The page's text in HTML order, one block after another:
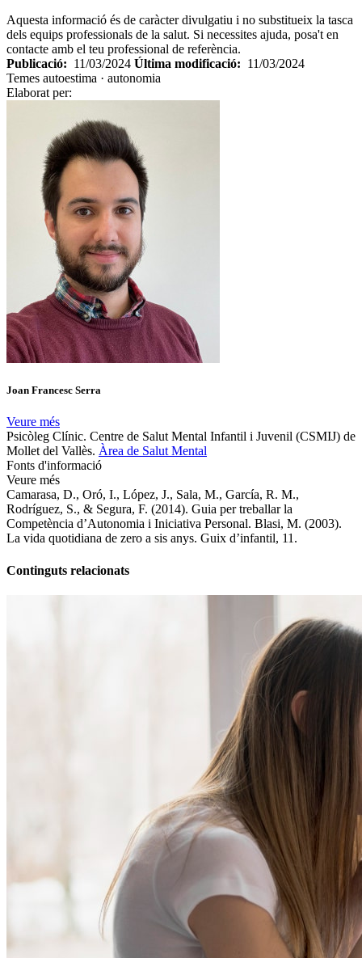
Aquesta informació és de caràcter divulgatiu i no substitueix la tasca
dels equips professionals de la salut. Si necessites ajuda, posa't en
contacte amb el teu professional de referència.
Publicació: 11/03/2024 Última modificació: 11/03/2024
Temes autoestima · autonomia
Elaborat per:
Joan Francesc Serra
Veure més
Psicòleg Clínic. Centre de Salut Mental Infantil i Juvenil (CSMIJ) de
Mollet del Vallès. Àrea de Salut Mental
Fonts d'informació
Veure més
Camarasa, D., Oró, I., López, J., Sala, M., García, R. M.,
Rodríguez, S., & Segura, F. (2014). Guia per treballar la
Competència d’Autonomia i Iniciativa Personal. Blasi, M. (2003).
La vida quotidiana de zero a sis anys. Guix d’infantil, 11.
Continguts relacionats